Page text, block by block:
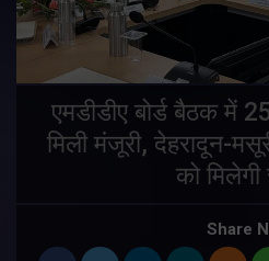
एमडीडीए बोर्ड बैठक में
मिली मंजूरी, देहरादून-
को मिलेगी
Share